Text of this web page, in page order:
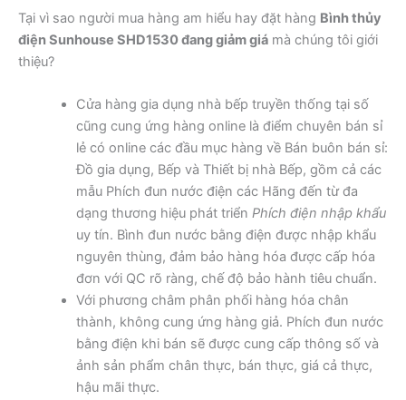
Tại vì sao người mua hàng am hiểu hay đặt hàng Bình thủy
điện Sunhouse SHD1530 đang giảm giá mà chúng tôi giới
thiệu?
Cửa hàng gia dụng nhà bếp truyền thống tại số
cũng cung ứng hàng online là điểm chuyên bán sỉ
lẻ có online các đầu mục hàng về Bán buôn bán sỉ:
Đồ gia dụng, Bếp và Thiết bị nhà Bếp, gồm cả các
mẫu Phích đun nước điện các Hãng đến từ đa
dạng thương hiệu phát triển Phích điện nhập khẩu
uy tín. Bình đun nước bằng điện được nhập khẩu
nguyên thùng, đảm bảo hàng hóa được cấp hóa
đơn với QC rõ ràng, chế độ bảo hành tiêu chuẩn.
Với phương châm phân phối hàng hóa chân
thành, không cung ứng hàng giả. Phích đun nước
bằng điện khi bán sẽ được cung cấp thông số và
ảnh sản phẩm chân thực, bán thực, giá cả thực,
hậu mãi thực.